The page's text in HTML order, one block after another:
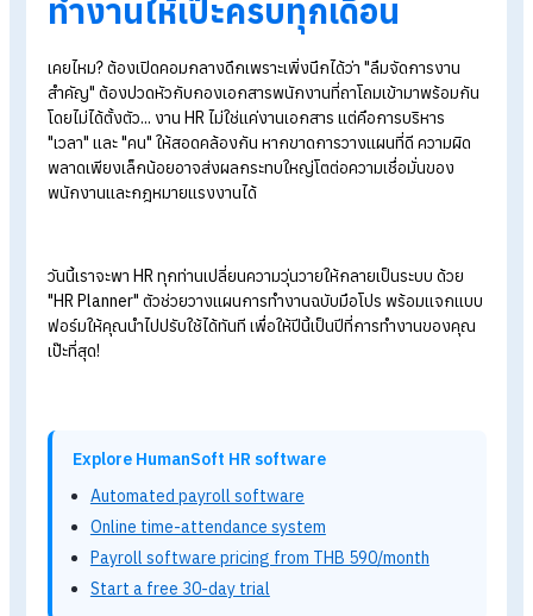
พลาดงานสำคัญโดยไม่รู้ตัว บทความนี้แจกฟรีแบบ
ฟอร์ม HR Planner ที่ช่วยวางแผนและควบคุมงาน
HRได้ครบทุกมิติ
แจกฟรี! แบบฟอร์มตาราง
ทำงานให้เป๊ะครบทุกเดือน
เคยไหม?
"เวลา" และ "คน" ให้สอดคล้องกัน หากขาดการวางแผนที่ดี ความผิ
พลาดเพียงเล็กน้อยอาจส่งผลกระทบใหญ่โตต่อความเชื่อมั่นของ
พนักงานและกฎหมายแรงงานได้
วันนี้เราจะพา HR ทุกท่านเปลี่ยนความวุ่นวายให้กลายเป็นระบบ ด้วย